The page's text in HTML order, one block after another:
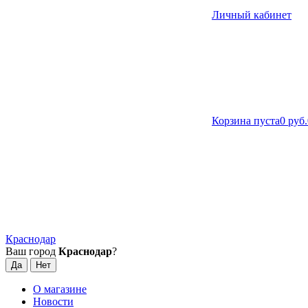
Личный кабинет
Корзина пуста0 руб.
Краснодар
Ваш город Краснодар?
О магазине
Новости